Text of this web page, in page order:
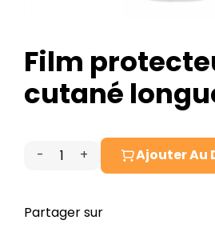
Film
cutané
-
quantité
Film
+ Ajouter Au
Partager sur